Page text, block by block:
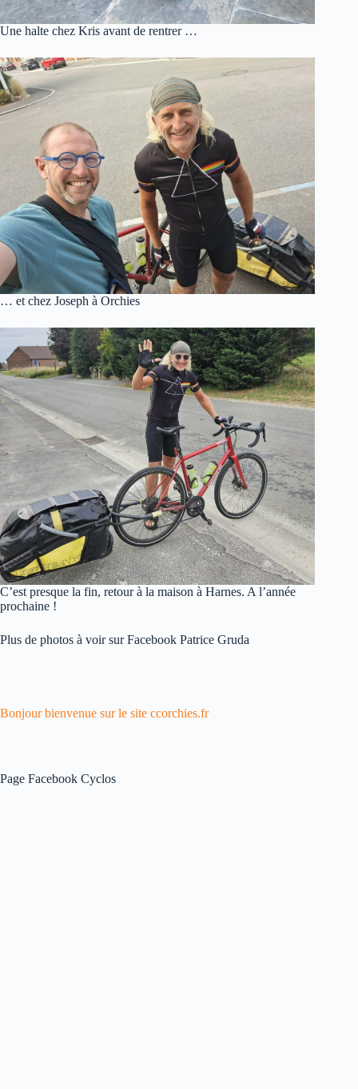
Une halte chez Kris avant de rentrer …
… et chez Joseph à Orchies
C’est presque la fin, retour à la maison à Harnes. A l’année
prochaine !
Plus de photos à voir sur Facebook Patrice Gruda
Bonjour bienvenue sur le site ccorchies.fr
Page Facebook Cyclos